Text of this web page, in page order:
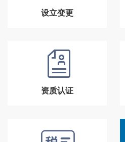
设立变更
资质认证